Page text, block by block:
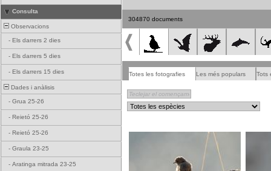
Consulta
Observacions
- Els darrers 2 dies
- Els darrers 5 dies
- Els darrers 15 dies
Dades i anàlisis
- Grua 25-26
- Reietó 25-26
- Reietó 25-26
- Graula 23-25
- Aratinga mitrada 23-25
304870 documents
Totes les fotografies Les més populars Tots